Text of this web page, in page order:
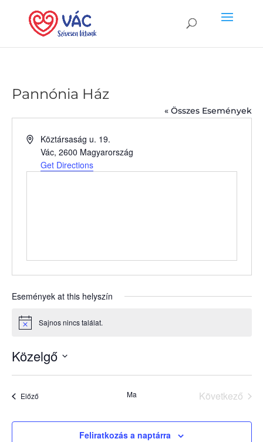
Pannónia Ház
« Összes Események
AddressKöztársaság u. 19.
Vác, 2600 Magyarország
Get Directions
Események at this helyszín
Notice Sajnos nincs találat.
Közelgő
ElőzőEsemények Ma
Következő
Feliratkozás a naptárra